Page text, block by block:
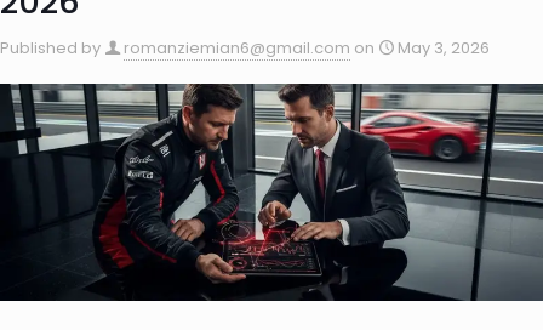
Published by romanziemian6@gmail.com on May 3, 2026